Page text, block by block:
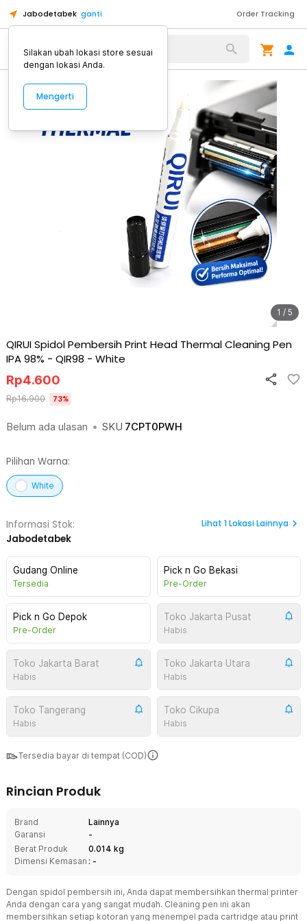
Jabodetabek ganti Order Tracking
Alat Kopi
1 / 5
QIRUI Spidol Pembersih Print Head Thermal Cleaning Pen
IPA 98% - QIR98 - White
Belum ada ulasan • SKU 7CPT0PWH
Rp4.600
Rp16.900 73%
Pilihan Warna:
White
Informasi Stok:
Jabodetabek
Lihat 1Lokasi Lainnya
Gudang Online
Tersedia
Pick n Go Bekasi
Pre-Order
Pick n Go Depok
Pre-Order
Toko Jakarta Pusat
Habis
Toko Jakarta Barat
Habis
Toko Jakarta Utara
Habis
Toko Tangerang
Habis
Toko Cikupa
Habis
Tersedia bayar di tempat (COD)
Rincian Produk
Brand
Lainnya
Garansi
-
Berat Produk
0.014 kg
Dimensi Kemasan : -
Dengan spidol pembersih ini, Anda dapat membersihkan thermal printer
Anda dengan cara yang sangat mudah. Cleaning pen ini akan
membersihkan setiap kotoran yang menempel pada cartridge atau print
Silakan ubah lokasi store sesuai
dengan lokasi Anda.
Mengerti